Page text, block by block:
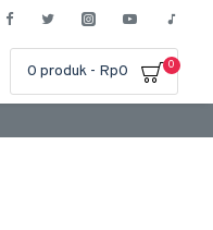
0 produk - Rp0 0